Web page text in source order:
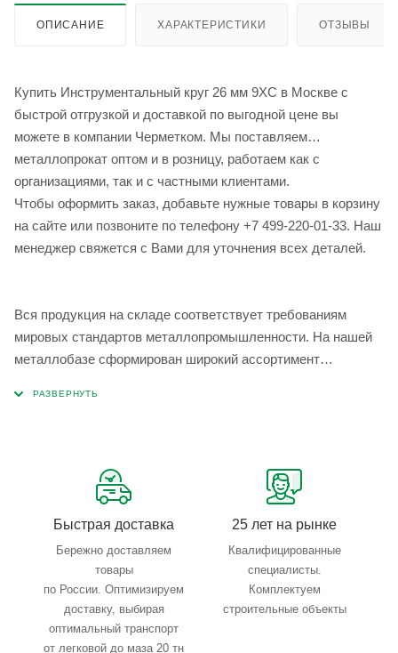
ОПИСАНИЕ ХАРАКТЕРИСТИКИ ОТЗЫВЫ
Купить Инструментальный круг 26 мм 9ХС в Москве с
быстрой отгрузкой и доставкой по выгодной цене вы
можете в компании Черметком. Мы поставляем
металлопрокат оптом и в розницу, работаем как с
организациями, так и с частными клиентами.
Чтобы оформить заказ, добавьте нужные товары в корзину
на сайте или позвоните по телефону +7 499-220-01-33. Наш
менеджер свяжется с Вами для уточнения всех деталей.
Вся продукция на складе соответствует требованиям
мировых стандартов металлопромышленности. На нашей
металлобазе сформирован широкий ассортимент
Быстрая доставка
Бережно доставляем
товары
по России. Оптимизируем
доставку, выбирая
оптимальный транспорт
от легковой до маза 20 тн
25 лет на рынке
Квалифицированные
специалисты.
Комплектуем
строительные объекты